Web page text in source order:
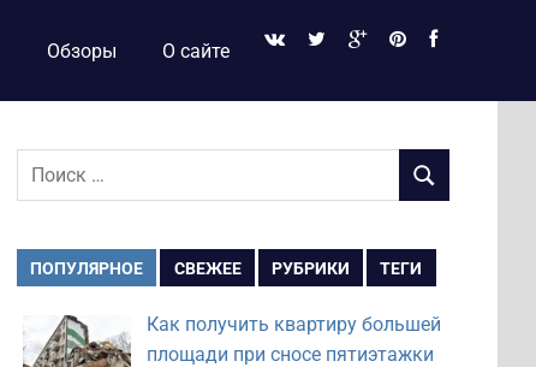
Обзоры О сайте
Поиск
ПОИСК
ПОПУЛЯРНОЕ СВЕЖЕЕ РУБРИКИ ТЕГИ
Как получить квартиру большей
площади при сносе пятиэтажки